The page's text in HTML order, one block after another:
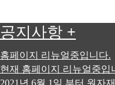
공지사항 +
홈페이지 리뉴얼중입니다.
현재 홈페이지 리뉴얼중입
2021년 6월 1일 부터 원자